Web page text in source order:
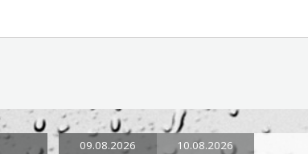
09.08.2026 10.08.2026